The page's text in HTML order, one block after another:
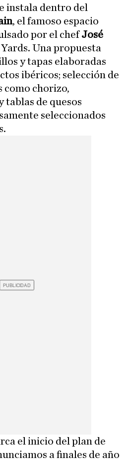
instala dentro del
, el famoso espacio
por el chefJosé
Una propuesta
y tapas elaboradas
ibéricos; selección de
como chorizo,
tablas de quesos
seleccionados
el inicio del plan de
a finales de año